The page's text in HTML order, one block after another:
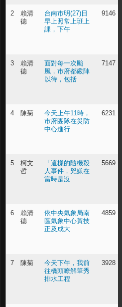
2
賴清
德
台南市明(27)日
早上照常上班上
課，下午
9146
3
賴清
德
面對每一次颱
風，市府都嚴陣
以待，包括
7147
4 陳菊
今天上午11時，
市府團隊在災防
中心進行
6231
5
柯文
哲
「這樣的隨機殺
人事件，兇嫌在
當時是沒
5669
6
賴清
德
依中央氣象局南
區氣象中心黃技
正及成大
4859
7 陳菊
今天下午，我前
往橋頭瞭解筆秀
排水工程
3928